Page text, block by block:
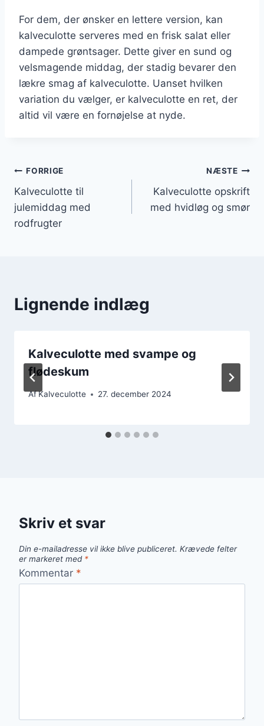
For dem, der ønsker en lettere version, kan
kalveculotte serveres med en frisk salat eller
dampede grøntsager. Dette giver en sund og
velsmagende middag, der stadig bevarer den
lækre smag af kalveculotte. Uanset hvilken
variation du vælger, er kalveculotte en ret, der
altid vil være en fornøjelse at nyde.
Indlægsnavigation
FORRIGE
Kalveculotte til
julemiddag med
rodfrugter
NÆSTE
Kalveculotte opskrift
med hvidløg og smør
Lignende indlæg
Kalveculotte med svampe og
flødeskum
AfKalveculotte 27. december 2024
Skriv et svar
Din e-mailadresse vil ikke blive publiceret. Krævede felter
er markeret med *
Kommentar *